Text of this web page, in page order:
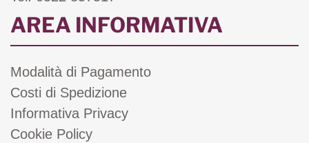
AREA INFORMATIVA
Modalità di Pagamento
Costi di Spedizione
Informativa Privacy
Cookie Policy